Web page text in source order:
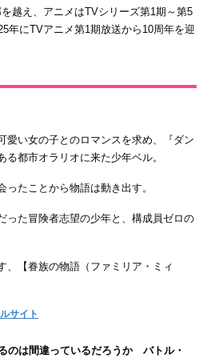
越え、アニメはTVシリーズ第1期～第5
年にTVアニメ第1期放送から10周年を迎
愛い女の子とのロマンスを求め、『ダン
都市オラリオに来た少年ベル。
たことから物語は動き出す。
った冒険者志望の少年と、構成員ゼロの
、【眷族の物語（ファミリア・ミィ
サイト
のは間違っているだろうか バトル・